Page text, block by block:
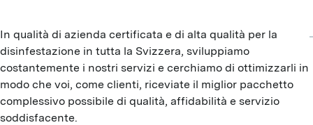
In qualità di azienda certificata e di alta qualità per la
disinfestazione in tutta la Svizzera, sviluppiamo
costantemente i nostri servizi e cerchiamo di ottimizzarli in
modo che voi, come clienti, riceviate il miglior pacchetto
complessivo possibile di qualità, affidabilità e servizio
soddisfacente.